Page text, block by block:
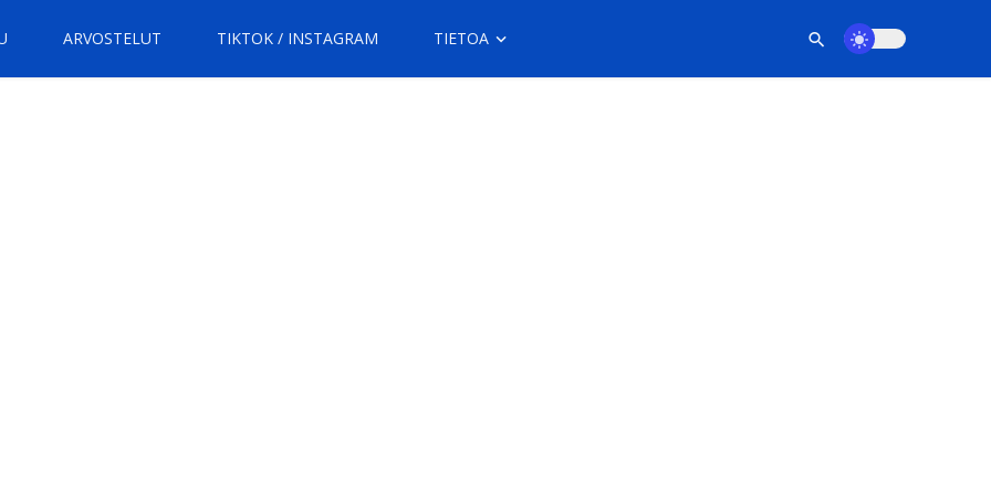
ARVOSTELUT TIKTOK / INSTAGRAM TIETOA